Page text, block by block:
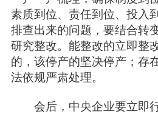
素质到位、责任到位、投入
排查出来的问题，要结合转
研究整改。能整改的立即整
的，该停产的坚决停产；存
法依规严肃处理。
会后，中央企业要立即行